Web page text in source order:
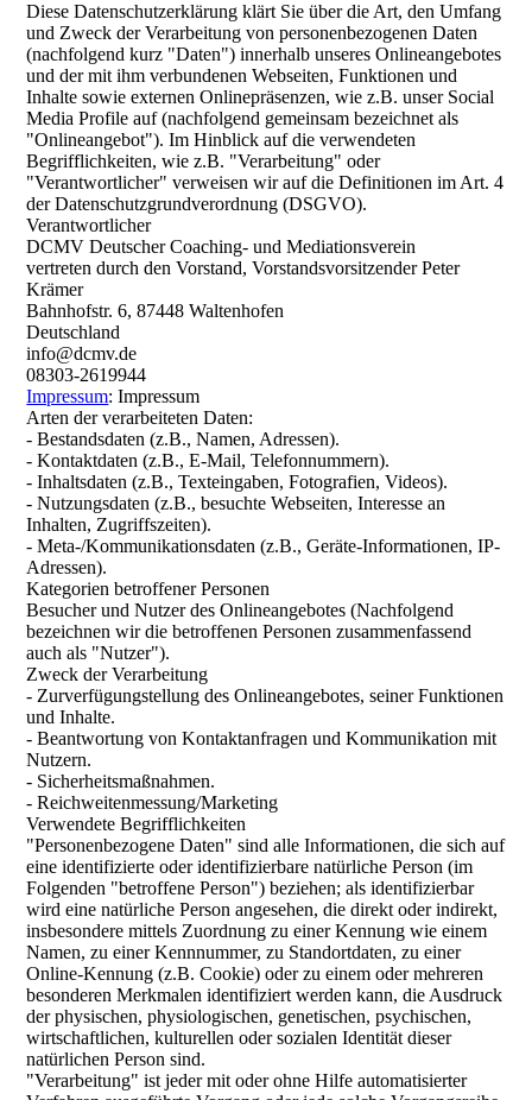
Diese Datenschutzerklärung klärt Sie über die Art, den Umfang
und Zweck der Verarbeitung von personenbezogenen Daten
(nachfolgend kurz "Daten") innerhalb unseres Onlineangebotes
und der mit ihm verbundenen Webseiten, Funktionen und
Inhalte sowie externen Onlinepräsenzen, wie z.B. unser Social
Media Profile auf (nachfolgend gemeinsam bezeichnet als
"Onlineangebot"). Im Hinblick auf die verwendeten
Begrifflichkeiten, wie z.B. "Verarbeitung" oder
"Verantwortlicher" verweisen wir auf die Definitionen im Art. 4
der Datenschutzgrundverordnung (DSGVO).
Verantwortlicher
DCMV Deutscher Coaching- und Mediationsverein
vertreten durch den Vorstand, Vorstandsvorsitzender Peter
Krämer
Bahnhofstr. 6, 87448 Waltenhofen
Deutschland
info@dcmv.de
08303-2619944
Impressum: Impressum
Arten der verarbeiteten Daten:
- Bestandsdaten (z.B., Namen, Adressen).
- Kontaktdaten (z.B., E-Mail, Telefonnummern).
- Inhaltsdaten (z.B., Texteingaben, Fotografien, Videos).
- Nutzungsdaten (z.B., besuchte Webseiten, Interesse an
Inhalten, Zugriffszeiten).
- Meta-/Kommunikationsdaten (z.B., Geräte-Informationen, IP-
Adressen).
Kategorien betroffener Personen
Besucher und Nutzer des Onlineangebotes (Nachfolgend
bezeichnen wir die betroffenen Personen zusammenfassend
auch als "Nutzer").
Zweck der Verarbeitung
- Zurverfügungstellung des Onlineangebotes, seiner Funktionen
und Inhalte.
- Beantwortung von Kontaktanfragen und Kommunikation mit
Nutzern.
- Sicherheitsmaßnahmen.
- Reichweitenmessung/Marketing
Verwendete Begrifflichkeiten
"Personenbezogene Daten" sind alle Informationen, die sich auf
eine identifizierte oder identifizierbare natürliche Person (im
Folgenden "betroffene Person") beziehen; als identifizierbar
wird eine natürliche Person angesehen, die direkt oder indirekt,
insbesondere mittels Zuordnung zu einer Kennung wie einem
Namen, zu einer Kennnummer, zu Standortdaten, zu einer
Online-Kennung (z.B. Cookie) oder zu einem oder mehreren
besonderen Merkmalen identifiziert werden kann, die Ausdruck
der physischen, physiologischen, genetischen, psychischen,
wirtschaftlichen, kulturellen oder sozialen Identität dieser
natürlichen Person sind.
"Verarbeitung" ist jeder mit oder ohne Hilfe automatisierter